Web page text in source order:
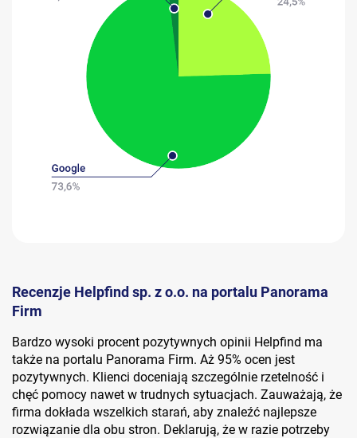
Recenzje Helpfind sp. z o.o. na portalu Panorama
Firm
Bardzo wysoki procent pozytywnych opinii Helpfind ma
także na portalu Panorama Firm. Aż 95% ocen jest
pozytywnych. Klienci doceniają szczególnie rzetelność i
chęć pomocy nawet w trudnych sytuacjach. Zauważają, że
firma dokłada wszelkich starań, aby znaleźć najlepsze
rozwiązanie dla obu stron. Deklarują, że w razie potrzeby